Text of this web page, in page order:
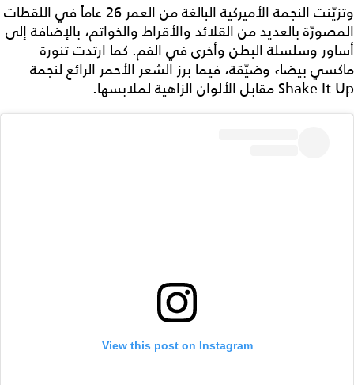
وتزيّنت النجمة الأميركية البالغة من العمر 26 عاماً في اللقطات
المصورّة بالعديد من القلائد والأقراط والخواتم، بالإضافة إلى
أساور وسلسلة البطن وأخرى في الفم. كما ارتدت تنورة
ماكسي بيضاء وضيّقة، فيما برز الشعر الأحمر الرائع لنجمة
Shake It Up مقابل الألوان الزاهية لملابسها.
View this post on Instagram